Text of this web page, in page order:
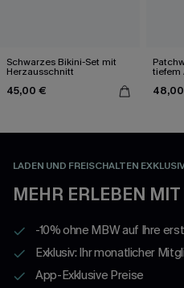
Schwarzes Bikini-Set mit
Herzausschnitt
45,00 €
tiefem
LADEN UND FREISCHALTEN
MEHR ERLEBEN
-10% ohne MBW auf Ihre
Exklusiv: Ihr monatlicher
App-Exklusive Preise